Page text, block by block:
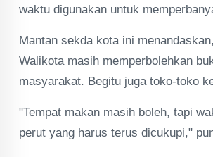
waktu digunakan untuk
Mantan sekda kota ini
Walikota masih memperbolehkan
masyarakat. Begitu juga toko-toko
"Tempat makan masih boleh, tapi
perut yang harus terus dicukupi,"